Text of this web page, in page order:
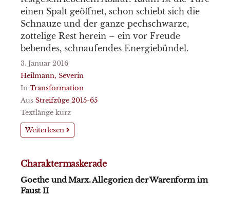
einen Spalt geöffnet, schon schiebt sich die
Schnauze und der ganze pechschwarze,
zottelige Rest herein – ein vor Freude
bebendes, schnaufendes Energiebündel.
3. Januar 2016
Heilmann, Severin
In Transformation
Aus Streifzüge 2015-65
Textlänge kurz
Weiterlesen
Charaktermaskerade
Goethe und Marx. Allegorien der Warenform im
Faust II